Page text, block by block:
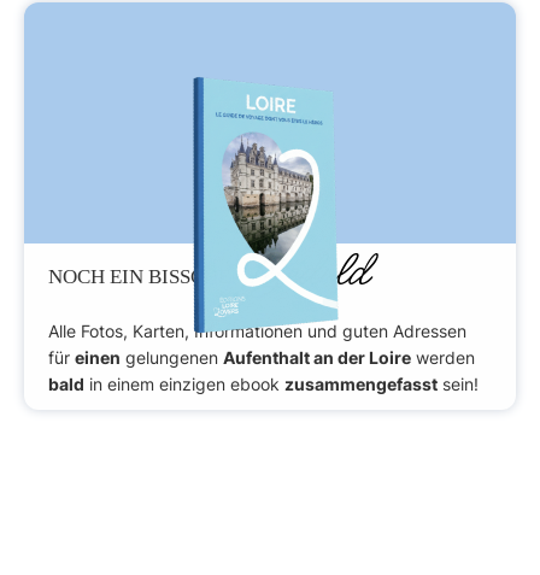
NOCH EIN BISSCHENGeduld
Alle Fotos, Karten, Informationen und guten Adressen
für einen gelungenen Aufenthalt an der Loire werden
bald in einem einzigen ebook zusammengefasst sein!